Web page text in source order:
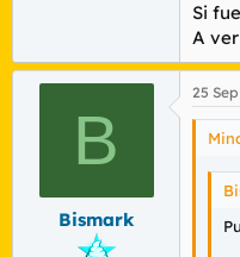
Si
A
B
Bismark
25